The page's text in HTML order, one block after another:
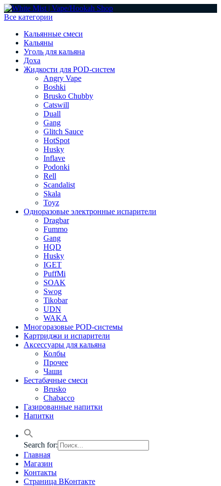
Все категории
Кальянные смеси
Кальяны
Уголь для кальяна
Доха
Жидкости для POD-систем
Angry Vape
Boshki
Brusko Chubby
Catswill
Duall
Gang
Glitch Sauce
HotSpot
Husky
Inflave
Podonki
Rell
Scandalist
Skala
Toyz
Одноразовые электронные испарители
Dragbar
Fummo
Gang
HQD
Husky
IGET
PuffMi
SOAK
Swog
Tikobar
UDN
WAKA
Многоразовые POD-системы
Картриджи и испарители
Аксессуары для кальяна
Колбы
Прочее
Чаши
Бестабачные смеси
Brusko
Chabacco
Газированные напитки
Напитки
Search for:
Главная
Магазин
Контакты
Страница ВКонтакте